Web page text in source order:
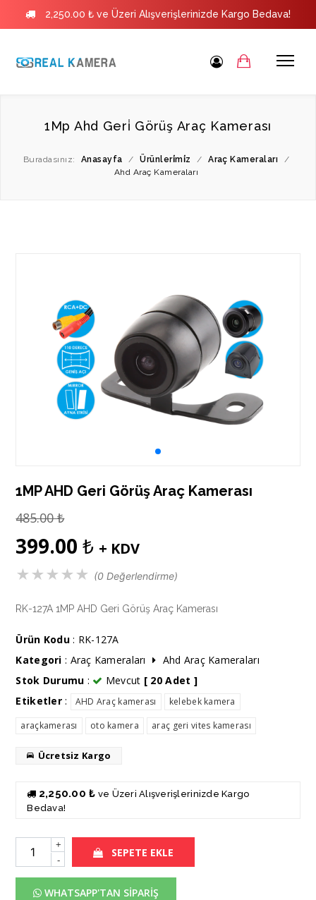
2,250.00 ₺ ve Üzeri Alışverişlerinizde Kargo Bedava!
1Mp Ahd Geri̇ Görüş Araç Kamerası
Buradasınız: Anasayfa / Ürünleri̇mi̇z / Araç Kameraları
/
Ahd Araç Kameraları
1MP AHD Geri Görüş Araç Kamerası
485.00₺
399.00₺ + KDV
★ ★ ★ ★ ★ (0 Değerlendirme)
RK-127A 1MP AHD Geri Görüş Araç Kamerası
Ürün Kodu: RK-127A
Kategori : Araç Kameraları
Ahd Araç Kameraları
Stok Durumu : Mevcut [ 20 Adet ]
Etiketler: AHD Araç kamerası
kelebek kamera
araçkamerası
oto kamera araç geri vites kamerası
Ücretsiz Kargo
2,250.00 ₺ ve Üzeri Alışverişlerinizde Kargo
Bedava!
+
-
SEPETE EKLE
WHATSAPP'TAN SİPARİŞ